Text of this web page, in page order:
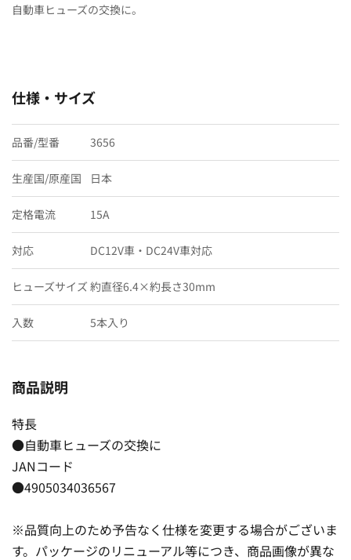
自動車ヒューズの交換に。
仕様・サイズ
品番/型番 3656
生産国/原産国 日本
定格電流 15A
対応 DC12V車・DC24V車対応
ヒューズサイズ 約直径6.4×約長さ30mm
入数 5本入り
商品説明
特長
●自動車ヒューズの交換に
JANコード
●4905034036567
※品質向上のため予告なく仕様を変更する場合がございま
す。パッケージのリニューアル等につき、商品画像が異な